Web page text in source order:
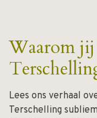
Waarom
Lees ons verhaal
Terschelling